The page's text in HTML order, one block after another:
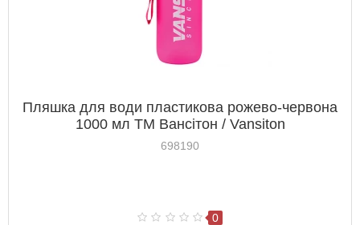
Пляшка для води пластикова рожево-червона
1000 мл ТМ Вансітон / Vansiton
698190
0